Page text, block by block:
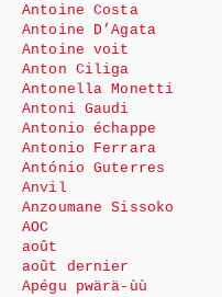
Antoine Costa
Antoine D’Agata
Antoine voit
Anton Ciliga
Antonella Monetti
Antoni Gaudi
Antonio échappe
Antonio Ferrara
António Guterres
Anvil
Anzoumane Sissoko
AOC
août
août dernier
Apégu pwärä-ùù